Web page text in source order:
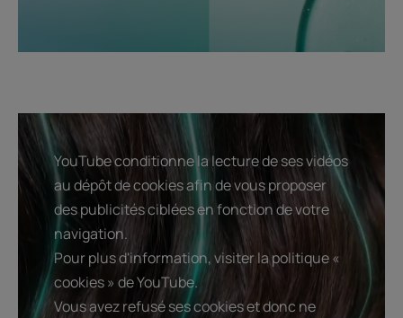
YouTube conditionne la lecture de ses vidéos
au dépôt de cookies afin de vous proposer
des publicités ciblées en fonction de votre
navigation.
Pour plus d'information, visiter la politique «
cookies » de YouTube.
Vous avez refusé ses cookies et donc ne